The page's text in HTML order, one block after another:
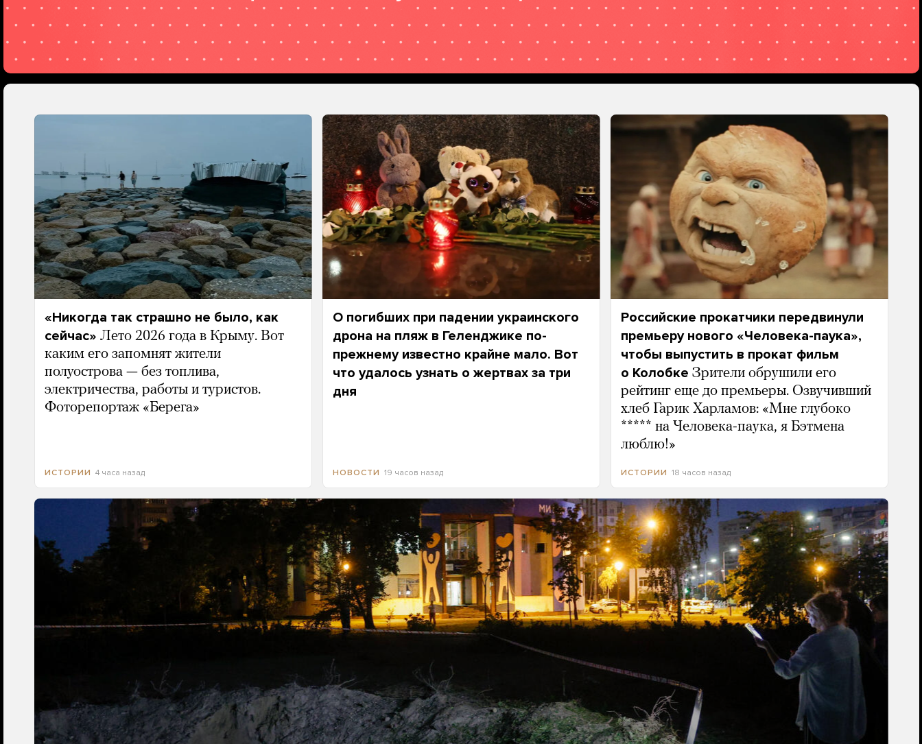
«Никогда так страшно не было, как
сейчас» Лето 2026 года в Крыму. Вот
каким его запомнят жители
полуострова — без топлива,
электричества, работы и туристов.
Фоторепортаж «Берега»
ИСТОРИИ 4 часа назад
О погибших при падении украинского
дрона на пляж в Геленджике по-
прежнему известно крайне мало. Вот
что удалось узнать о жертвах за три
дня
НОВОСТИ 19 часов назад
Российские прокатчики передвинули
премьеру нового «Человека-паука»,
чтобы выпустить в прокат фильм
о Колобке Зрители обрушили его
рейтинг еще до премьеры. Озвучивший
хлеб Гарик Харламов: «Мне глубоко
***** на Человека-паука, я Бэтмена
люблю!»
ИСТОРИИ 18 часов назад